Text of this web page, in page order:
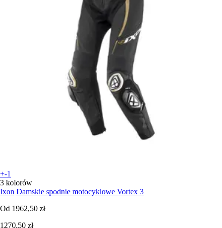
+-1
3 kolorów
Ixon Damskie spodnie motocyklowe Vortex 3
Od 1962,50 zł
1270,50 zł